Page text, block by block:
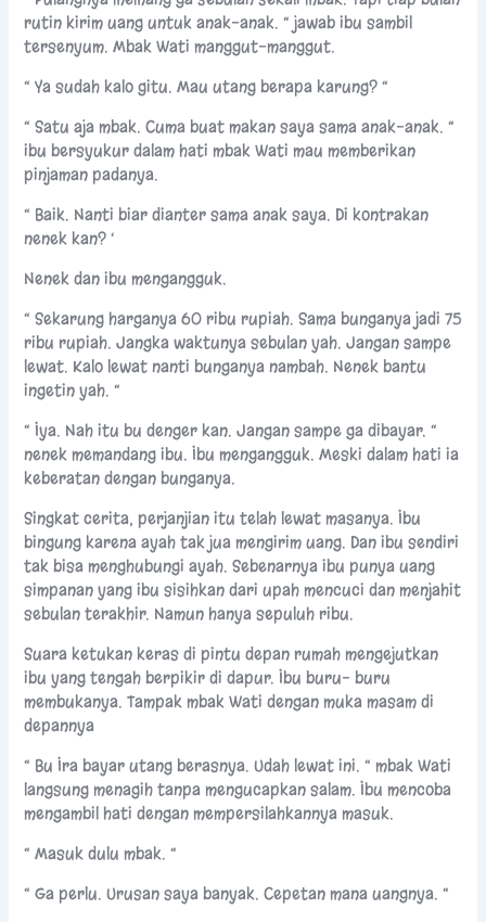
rutin kirim uang untuk anak-anak. “ jawab ibu sambil
tersenyum. Mbak Wati manggut-manggut.
“ Ya sudah kalo gitu. Mau utang berapa karung? “
“ Satu aja mbak. Cuma buat makan saya sama anak-anak. “
ibu bersyukur dalam hati mbak Wati mau memberikan
pinjaman padanya.
“ Baik. Nanti biar dianter sama anak saya. Di kontrakan
nenek kan? ‘
Nenek dan ibu mengangguk.
“ Sekarung harganya 60 ribu rupiah. Sama bunganya jadi 75
ribu rupiah. Jangka waktunya sebulan yah. Jangan sampe
lewat. Kalo lewat nanti bunganya nambah. Nenek bantu
ingetin yah. “
“ Iya. Nah itu bu denger kan. Jangan sampe ga dibayar. “
nenek memandang ibu. Ibu mengangguk. Meski dalam hati ia
keberatan dengan bunganya.
Singkat cerita, perjanjian itu telah lewat masanya. Ibu
bingung karena ayah tak jua mengirim uang. Dan ibu sendiri
tak bisa menghubungi ayah. Sebenarnya ibu punya uang
simpanan yang ibu sisihkan dari upah mencuci dan menjahit
sebulan terakhir. Namun hanya sepuluh ribu.
Suara ketukan keras di pintu depan rumah mengejutkan
ibu yang tengah berpikir di dapur. Ibu buru- buru
membukanya. Tampak mbak Wati dengan muka masam di
depannya
“ Bu Ira bayar utang berasnya. Udah lewat ini. “ mbak Wati
langsung menagih tanpa mengucapkan salam. Ibu mencoba
mengambil hati dengan mempersilahkannya masuk.
“ Masuk dulu mbak. “
“ Ga perlu. Urusan saya banyak. Cepetan mana uangnya. “